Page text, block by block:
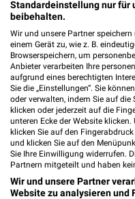
Verden,
284,83 km
ZOO & Co.
Hemmingen,
250,82 km
ZOO & Co.
Seevetal,
Standardeinstellung nur für
beibehalten.
Wir und unsere Partner
einem Gerät zu, wie z. B.
Browserspeichern, um
Anbieter verarbeiten Ihre
aufgrund eines berechtigten
Sie die „Einstellungen“. Sie
oder verwalten, indem Sie auf die
klicken oder jederzeit auf die
unteren Ecke der Website
klicken Sie auf den
und klicken Sie auf den
Sie Ihre Einwilligung widerrufen.
Partnern mitgeteilt und haben
Wir und unsere Partner
Website zu analysieren und